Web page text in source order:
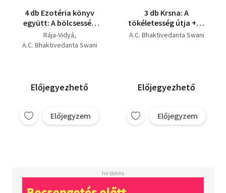
4 db Ezotéria könyv
együtt: A bölcsesség
királya, Születésen és
halálon túl, A
Rája-Vidyá
A.C. Bhaktivedanta Swani
Előjegyezhető
Előjegyzem
3 db Krsna: A
tökéletesség útja +Az
önmegvalósítás
A.C. Bhaktivedanta Swani
Előjegyezhető
Előjegyzem